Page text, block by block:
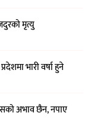
मृत्यु
भारी वर्षा हुने
अभाव छैन, नपाए